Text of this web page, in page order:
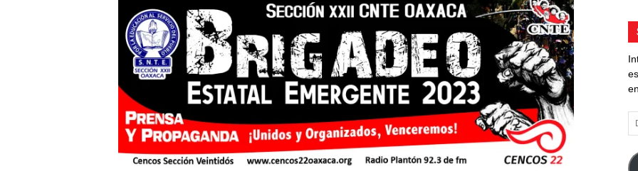
de